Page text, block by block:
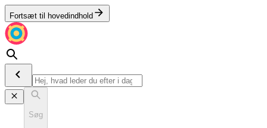
Fortsæt til hovedindhold
Søg